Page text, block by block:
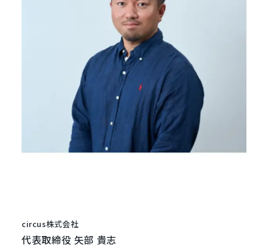
circus株式会社
代表取締役 矢部 貴志